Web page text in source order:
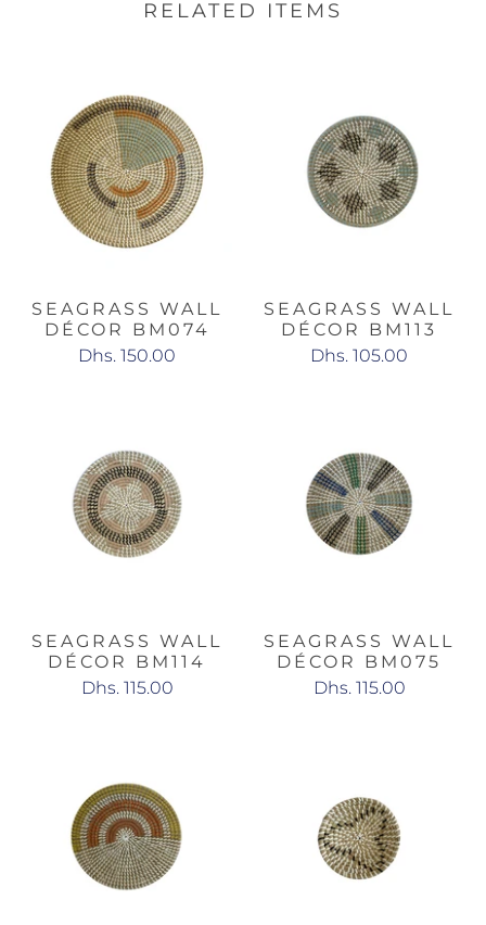
RELATED ITEMS
SEAGRASS WALL
DÉCOR BM074
Dhs. 150.00
SEAGRASS WALL
DÉCOR BM113
Dhs. 105.00
SEAGRASS WALL
DÉCOR BM114
Dhs. 115.00
SEAGRASS WALL
DÉCOR BM075
Dhs. 115.00